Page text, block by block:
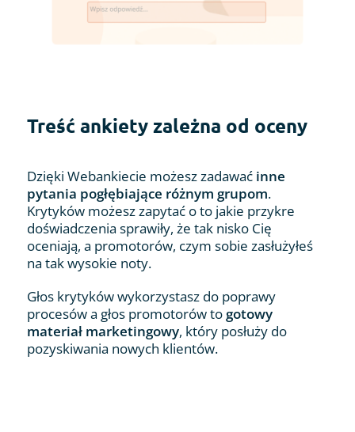
Treść ankiety zależna od oceny
Dzięki Webankiecie możesz zadawaćinne
pytania pogłębiające różnym grupom.
Krytyków możesz zapytać o to jakie przykre
doświadczenia sprawiły, że tak nisko Cię
oceniają, a promotorów, czym sobie zasłużyłeś
na tak wysokie noty.
Głos krytyków wykorzystasz do poprawy
procesów a głos promotorów togotowy
materiał marketingowy, który posłuży do
pozyskiwania nowych klientów.